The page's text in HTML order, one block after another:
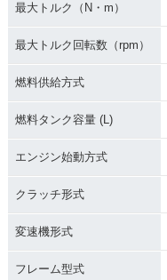
最大トルク（N・m）
最大トルク回転数（rpm）
燃料供給方式
燃料タンク容量 (L)
エンジン始動方式
クラッチ形式
変速機形式
フレーム型式